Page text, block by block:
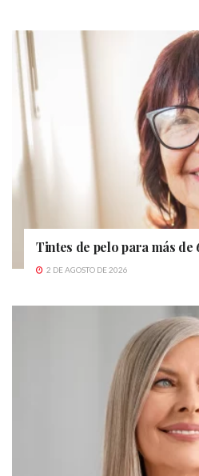
Tintes de pelo para más de
2 DE AGOSTO DE 2026